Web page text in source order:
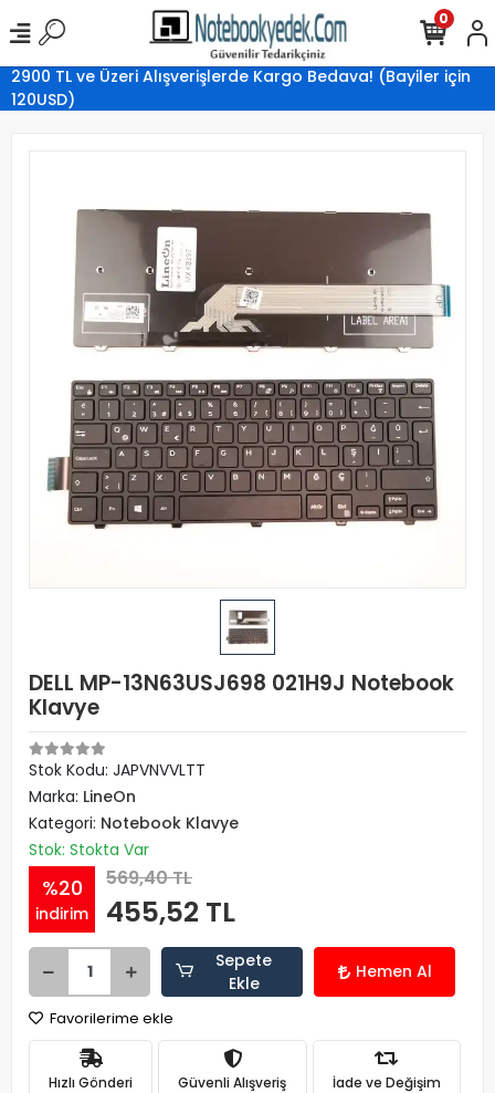
2900 TL ve Üzeri Alışverişlerde Kargo Bedava! (Bayiler için
120USD)
0
DELL MP-13N63USJ698 021H9J Notebook
Klavye
Stok Kodu: JAPVNVVLTT
Marka: LineOn
Kategori: Notebook Klavye
Stok: Stokta Var
%20
indirim
569,40 TL
455,52 TL
Sepete
Ekle
Hemen Al
Favorilerime ekle
Hızlı Gönderi Güvenli Alışveriş İade ve Değişim